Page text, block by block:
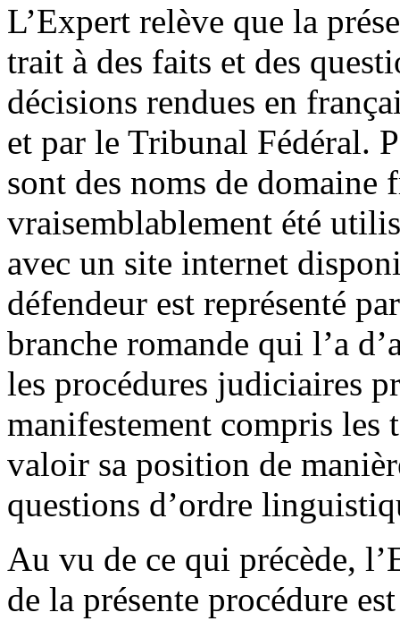
L’Expert relève que la
trait à des faits et des
décisions rendues en
et par le Tribunal Fédéral.
sont des noms de domaine
vraisemblablement été
avec un site internet
défendeur est représenté
branche romande qui l’a
les procédures judiciaires
manifestement compris les
valoir sa position de
questions d’ordre
Au vu de ce qui précède,
de la présente procédure